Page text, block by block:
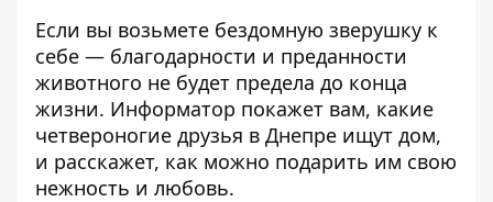
Если вы возьмете бездомную зверушку к
себе — благодарности и преданности
животного не будет предела до конца
жизни. Информатор покажет вам, какие
четвероногие друзья в Днепре ищут дом,
и расскажет, как можно подарить им свою
нежность и любовь.